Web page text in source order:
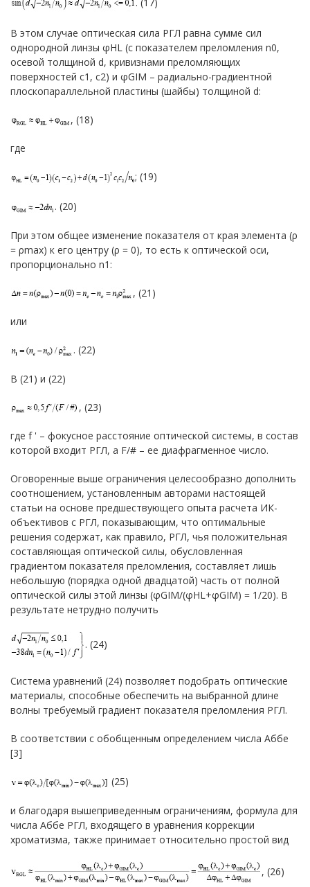
В этом случае оптическая сила РГЛ равна сумме сил
однородной линзы φHL (с показателем преломления n0,
осевой толщиной d, кривизнами преломляющих
поверхностей c1, c2) и φGIM – радиально-градиентной
плоскопараллельной пластины (шайбы) толщиной d:
, (18)
где
; (19)
. (20)
При этом общее изменение показателя от края элемента (ρ
= ρmax) к его центру (ρ = 0), то есть к оптической оси,
пропорционально n1:
, (21)
или
. (22)
В (21) и (22)
, (23)
где f ' – фокусное расстояние оптической системы, в состав
которой входит РГЛ, а F/# – ее диафрагменное число.
Оговоренные выше ограничения целесообразно дополнить
соотношением, установленным авторами настоящей
статьи на основе предшествующего опыта расчета ИК-
объективов с РГЛ, показывающим, что оптимальные
решения содержат, как правило, РГЛ, чья положительная
составляющая оптической силы, обусловленная
градиентом показателя преломления, составляет лишь
небольшую (порядка одной двадцатой) часть от полной
оптической силы этой линзы (φGIM/(φHL+φGIM) = 1/20). В
результате нетрудно получить
. (24)
Система уравнений (24) позволяет подобрать оптические
материалы, способные обеспечить на выбранной длине
волны требуемый градиент показателя преломления РГЛ.
В соответствии с обобщенным определением числа Аббе
[3]
(25)
и благодаря вышеприведенным ограничениям, формула для
числа Аббе РГЛ, входящего в уравнения коррекции
хроматизма, также принимает относительно простой вид
, (26)